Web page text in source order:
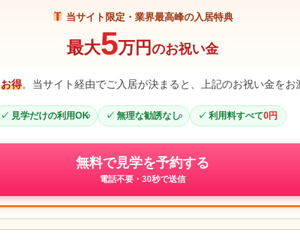
当サイト限定・業界最高峰の入居特典
最大5万円のお祝い金
お得。当サイト経由でご入居が決まると、上記のお祝い金をお
見学だけの利用OK 無理な勧誘なし 利用料すべて0円
無料で見学を予約する
電話不要・30秒で送信